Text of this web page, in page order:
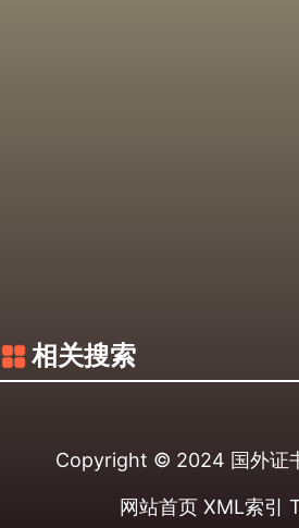
相关搜索
Copyright © 2024 国外证
网站首页 XML索引